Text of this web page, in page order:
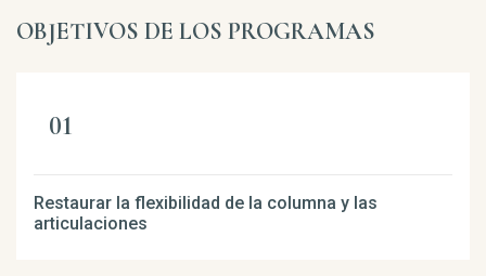
OBJETIVOS DE LOS PROGRAMAS
Restaurar la flexibilidad de la columna y las
articulaciones